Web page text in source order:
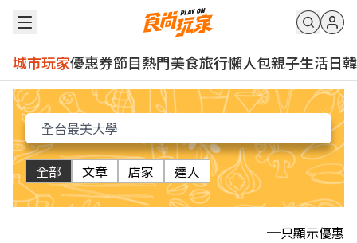
城市玩家優惠券節目熱門美食旅行懶人包親子生活日韓
全部 文章 店家 達人
只顯示優惠